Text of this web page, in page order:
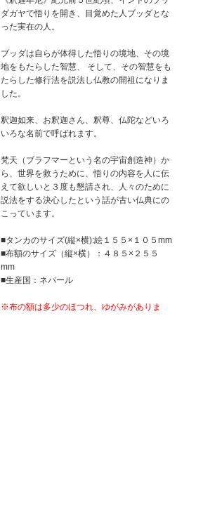
ダガヤで悟りを開き、目覚めた人ブッダとな
った実在の人。
ブッダは自らが体得した悟りの境地、その境
地をもたらした智慧、 そして、その智慧をも
たらした修行法を説法し仏教の開祖になりま
した。
釈迦如来、お釈迦さん、釈尊、仏陀などいろ
いろな名前で呼ばれます。
梵天（ブラフマーという名の宇宙創造神）か
ら、世界を救うために、悟りの内容を人に伝
えて欲しいと３度も懇請され、人々のために
説法をする決心したという話が古い仏典にの
こっています。
■タンカのサイズ(縦×横):絵１５５×１０５mm
■布額のサイズ（縦×横）：４８５×２５５
mm
■生産国：ネパール
※布の額は多少のほつれ、ゆがみがありま